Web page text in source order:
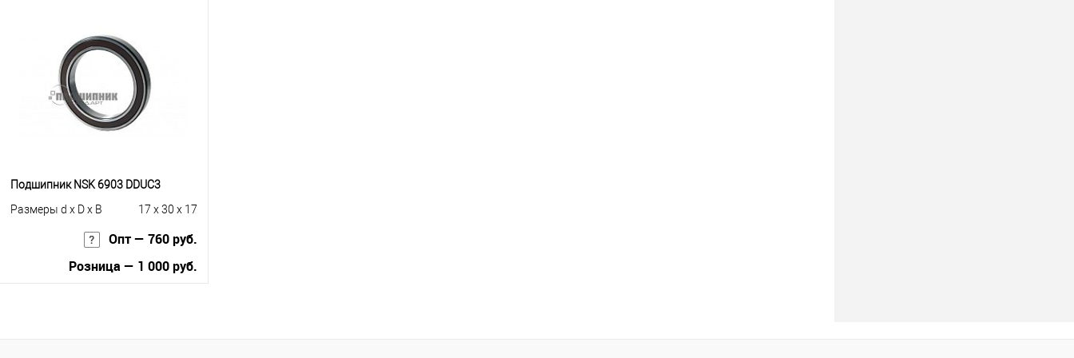
Купить в 1 клик
К сравнению
В избранное
Под заказ
Подшипник NSK 6903 DDUC3
Размеры d x D x B
17 x 30 x 17
Опт — 760 руб.
Розница — 1 000 руб.